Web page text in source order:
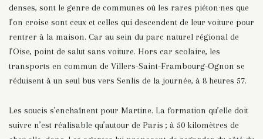
denses, sont le genre de communes où les rares piéton·nes que
l’on croise sont ceux et celles qui descendent de leur voiture pour
rentrer à la maison. Car au sein du parc naturel régional de
l’Oise, point de salut sans voiture. Hors car scolaire, les
transports en commun de Villers-Saint-Frambourg-Ognon se
réduisent à un seul bus vers Senlis de la journée, à 8 heures 57.
Les soucis s’enchaînent pour Martine. La formation qu’elle doit
suivre n’est réalisable qu’autour de Paris ; à 50 kilomètres de